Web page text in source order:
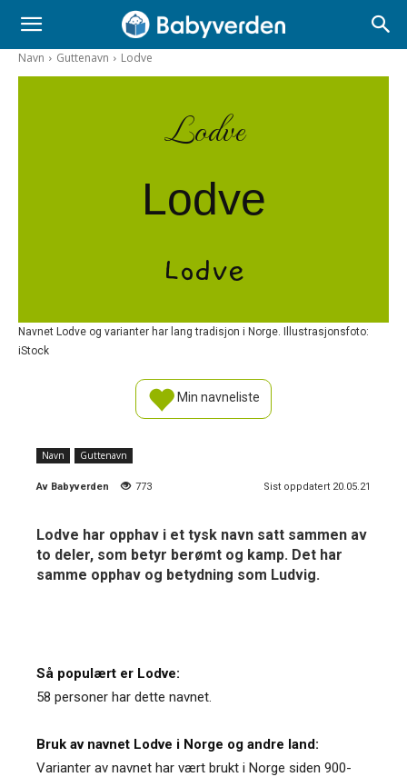
Navn Guttenavn Lodve
Lodve
Lodve
Lodve
Navnet Lodve og varianter har lang tradisjon i Norge. Illustrasjonsfoto:
iStock
Min navneliste
Navn Guttenavn
Av Babyverden 773 Sist oppdatert 20.05.21
Lodve har opphav i et tysk navn satt sammen av
to deler, som betyr berømt og kamp. Det har
samme opphav og betydning som Ludvig.
Så populært er Lodve:
58 personer har dette navnet.
Bruk av navnet Lodve i Norge og andre land:
Varianter av navnet har vært brukt i Norge siden 900-